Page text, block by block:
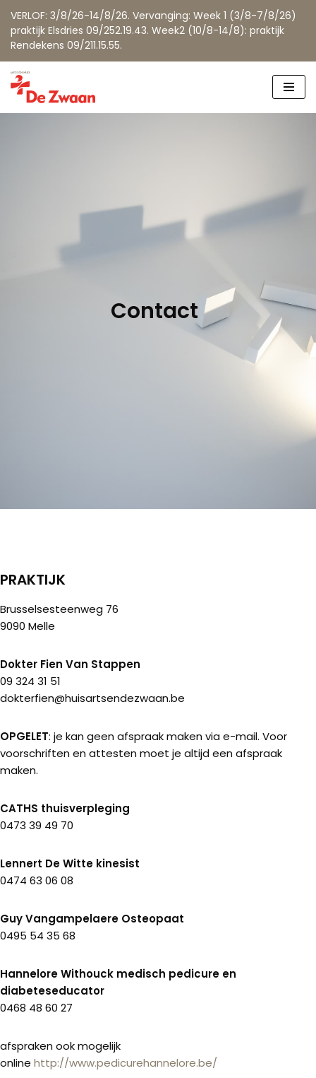
VERLOF: 3/8/26-14/8/26. Vervanging: Week 1 (3/8-7/8/26)
praktijk Elsdries 09/252.19.43. Week2 (10/8-14/8): praktijk
Rendekens 09/211.15.55.
Spring
naar
Contact
PRAKTIJK
Brusselsesteenweg 76
9090 Melle
Dokter Fien Van Stappen
09 324 31 51
dokterfien@huisartsendezwaan.be
OPGELET: je kan geen afspraak maken via e-mail. Voor
voorschriften en attesten moet je altijd een afspraak
maken.
CATHS thuisverpleging
0473 39 49 70
Lennert De Witte kinesist
0474 63 06 08
Guy Vangampelaere Osteopaat
0495 54 35 68
Hannelore Withouck medisch pedicure en
diabeteseducator
0468 48 60 27
afspraken ook mogelijk
online http://www.pedicurehannelore.be/